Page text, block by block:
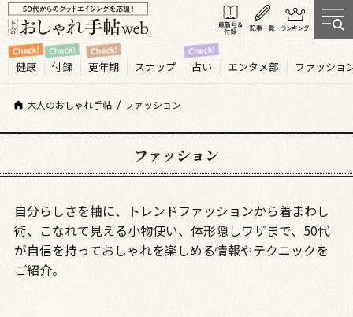
健康 付録 更年期 スナップ 占い エンタメ部 ファッショ
大人のおしゃれ手帖 ファッション
ファッション
自分らしさを軸に、トレンドファッションから着まわし
術、こなれて見える小物使い、体形隠しワザまで、 50代
が自信を持っておしゃれを楽しめる情報やテクニックを
ご紹介。